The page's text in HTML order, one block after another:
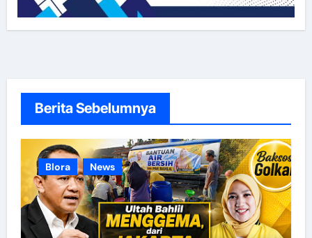
Berita Sebelumnya
Blora News